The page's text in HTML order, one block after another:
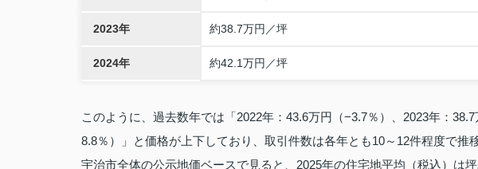
2023年 約38.7万円／坪
2024年 約42.1万円／坪
このように、過去数年では「2022年：43.6万円（−3.7％）、2023年：
8.8％）」と価格が上下しており、取引件数は各年とも10～12件程度で推
宇治市全体の公示地価ベースで見ると、2025年の住宅地平均（税込）は